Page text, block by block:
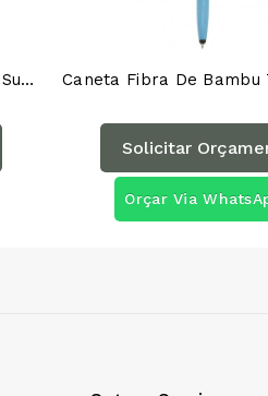
Caneta Ecológica Touch Com Suporte 00708PAG
Solicitar
Orçar Via